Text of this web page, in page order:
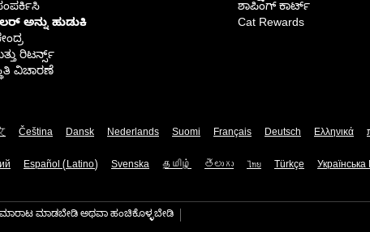
ಅನ್ನು ಹುಡುಕಿ
ರಿಟರ್ನ್ಸ್
ವಿಚಾರಣೆ
ಶಾಪಿಂಗ್ ಕಾರ್ಟ್
Cat Rewards
Čeština Dansk Nederlands Suomi Français Deutsch Ελληνικά
Español (Latino) Svenska தமிழ் తెలుగు ไทย Türkçe
ಮಾರಾಟ ಮಾಡಬೇಡಿ ಅಥವಾ ಹಂಚಿಕೊಳ್ಳಬೇಡಿ